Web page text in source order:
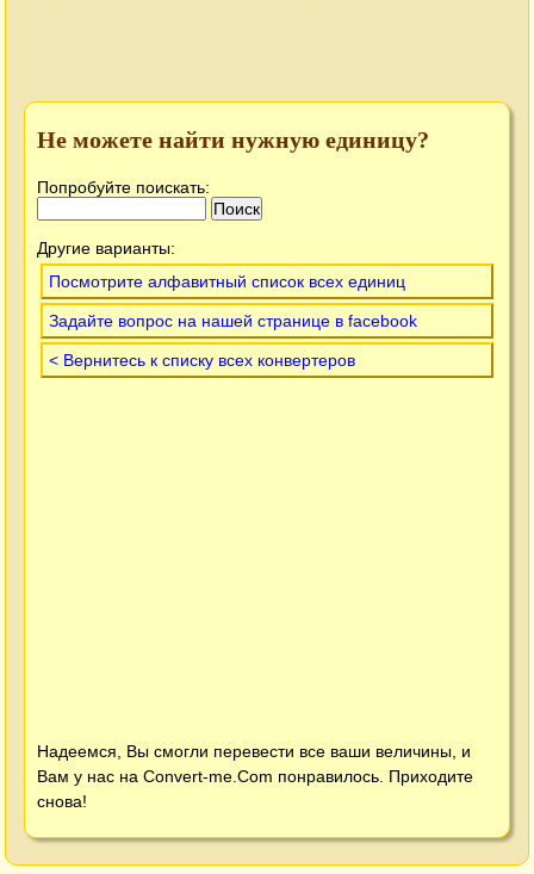
Не можете найти нужную единицу?
Попробуйте поискать:
Другие варианты:
Посмотрите алфавитный список всех единиц
Задайте вопрос на нашей странице в facebook
< Вернитесь к списку всех конвертеров
Надеемся, Вы смогли перевести все ваши величины, и
Вам у нас на Convert-me.Com понравилось. Приходите
снова!